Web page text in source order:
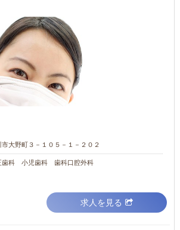
大野町３－１０５－１－２０２
科 小児歯科 歯科口腔外科
求人を見る